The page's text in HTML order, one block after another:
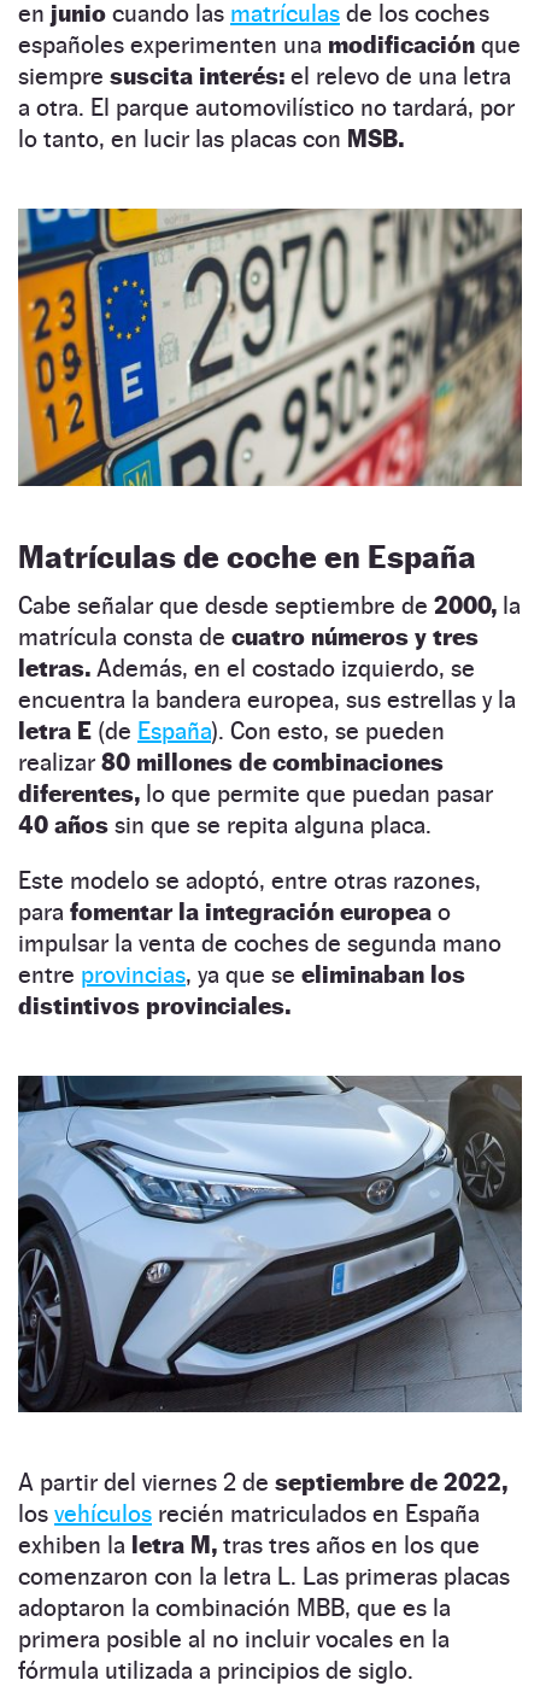
en junio cuando las matrículas de los coches
españoles experimenten una modificación que
siempre suscita interés: el relevo de una letra
a otra. El parque automovilístico no tardará, por
lo tanto, en lucir las placas con MSB.
Matrículas de coche en España
Cabe señalar que desde septiembre de 2000, la
matrícula consta de cuatro números y tres
letras. Además, en el costado izquierdo, se
encuentra la bandera europea, sus estrellas y la
letra E (de España). Con esto, se pueden
realizar 80 millones de combinaciones
diferentes, lo que permite que puedan pasar
40 años sin que se repita alguna placa.
Este modelo se adoptó, entre otras razones,
para fomentar la integración europea o
impulsar la venta de coches de segunda mano
entre provincias, ya que se eliminaban los
distintivos provinciales.
A partir del viernes 2 de septiembre de 2022,
los vehículos recién matriculados en España
exhiben la letra M, tras tres años en los que
comenzaron con la letra L. Las primeras placas
adoptaron la combinación MBB, que es la
primera posible al no incluir vocales en la
fórmula utilizada a principios de siglo.